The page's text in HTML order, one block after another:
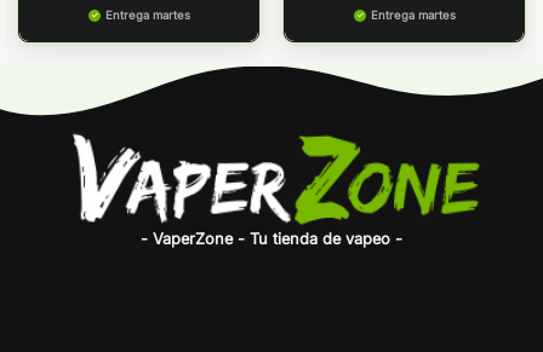
Entrega martes Entrega martes
- VaperZone - Tu tienda de vapeo -